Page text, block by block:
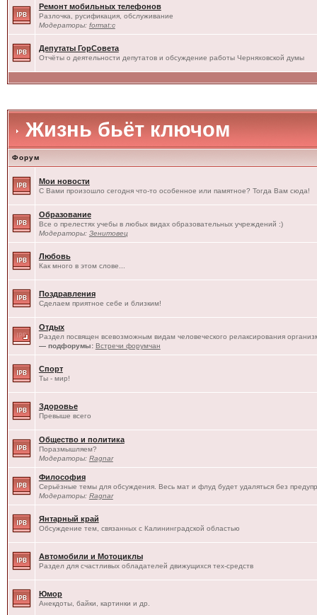
Ремонт мобильных телефонов
Разлочка, русификация, обслуживание
Модераторы: format:c
Депутаты ГорСовета
Отчёты о деятельности депутатов и обсуждение работы Черняховской думы
Жизнь бьёт ключом
Форум
Мои новости
С Вами произошло сегодня что-то особенное или памятное? Тогда Вам сюда!
Образование
Все о прелестях учебы в любых видах образовательных учреждений :)
Модераторы: Зенитовец
Любовь
Как много в этом слове...
Поздравления
Сделаем приятное себе и близким!
Отдых
Раздел посвящен всевозможным видам человеческого релаксирования
— подфорумы: Встречи форумчан
Спорт
Ты - мир!
Здоровье
Превыше всего
Общество и политика
Поразмышляем?
Модераторы: Ragnar
Философия
Серьёзные темы для обсуждения. Весь мат и флуд будет удаляться без
Модераторы: Ragnar
Янтарный край
Обсуждение тем, связанных с Калининградской областью
Автомобили и Мотоциклы
Раздел для счастливых обладателей движущихся тех-средств
Юмор
Анекдоты, байки, картинки и др.